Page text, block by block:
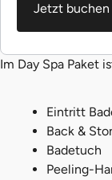
Im Day Spa Paket
Eintritt
Back &
Badetuch
Peeling-
Jetzt buchen